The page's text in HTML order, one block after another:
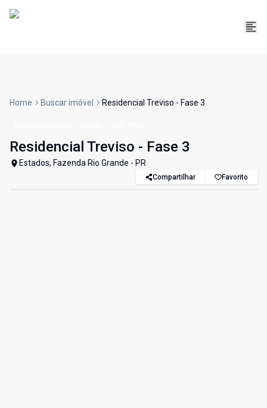
Home Buscar imóvel Residencial Treviso - Fase 3
Residencial Treviso - Fase 3
Estados, Fazenda Rio Grande - PR
Compartilhar Favorito